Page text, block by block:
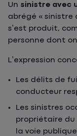
Un sinistre avec
abrégé « sinistre
s’est produit,
personne dont
L’expression
Les délits de
conducteur
Les sinistres
propriétaire du
la voie